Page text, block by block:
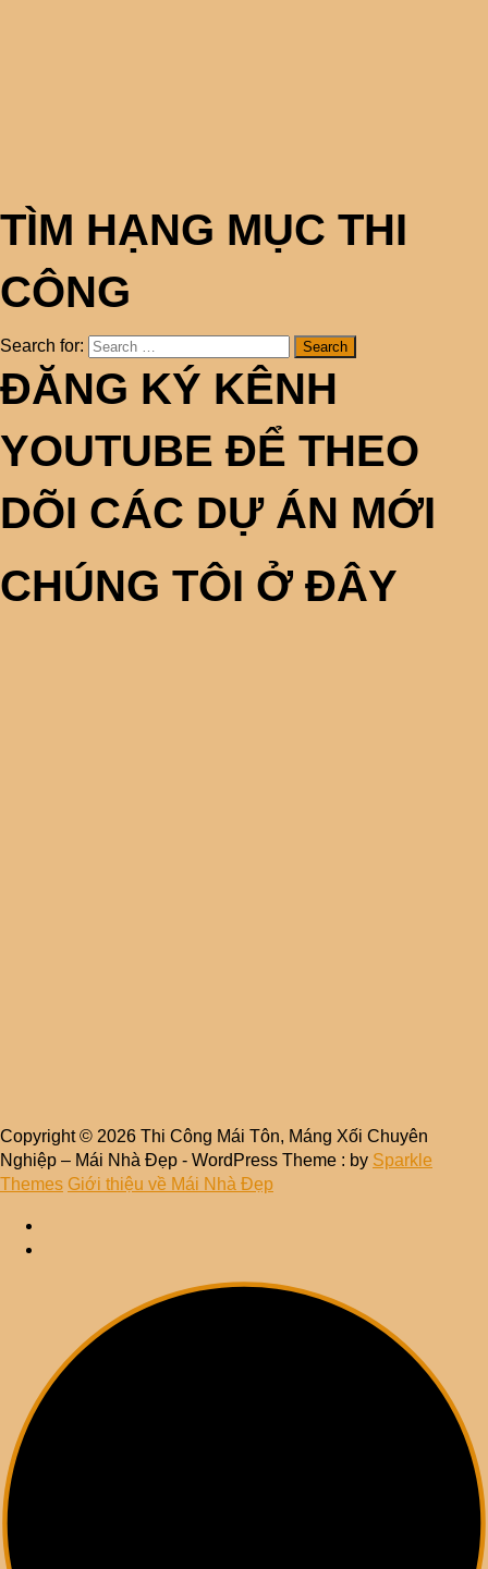
TÌM HẠNG MỤC THI
CÔNG
Search for:
ĐĂNG KÝ KÊNH
YOUTUBE ĐỂ THEO
DÕI CÁC DỰ ÁN MỚI
CHÚNG TÔI Ở ĐÂY
Copyright © 2026 Thi Công Mái Tôn, Máng Xối Chuyên
Nghiệp – Mái Nhà Đẹp - WordPress Theme : by Sparkle
Themes Giới thiệu về Mái Nhà Đẹp